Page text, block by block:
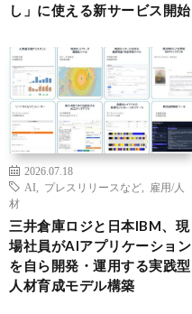
し」に使える新サービス開始
2026.07.18
AI
プレスリリースなど
雇用/人
材
三井倉庫ロジと日本IBM、現
場社員がAIアプリケーション
を自ら開発・運用する実践型
人材育成モデル構築